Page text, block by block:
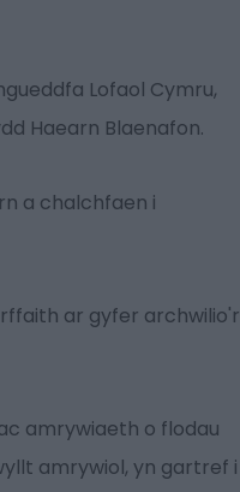
Lofaol Cymru,
Haearn Blaenafon.
a chalchfaen i
ar gyfer archwilio'r
amrywiaeth o flodau
amrywiol, yn gartref i